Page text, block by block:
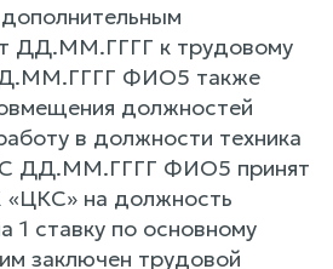
ДД.ММ.ГГГГ к трудовому
ФИО5 также
должностей
в должности техника
С ДД.ММ.ГГГГ ФИО5 принят
на должность
1 ставку по основному
заключен трудовой